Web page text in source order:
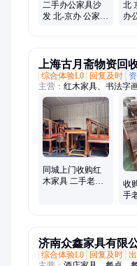
二手办公家具沙
发 北-京办 公家
北
办
上海古月斋物资回
综合体验L0
回复及时
主营： 红木家具、书法字
章、民国老瓷器、线装书
同城上门收购红
木家具 二手老红
收
手
济南众鑫家具有限
综合体验L0
回复及时